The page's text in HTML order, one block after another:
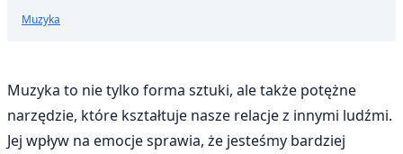
Muzyka
Muzyka to nie tylko forma sztuki, ale także potężne
narzędzie, które kształtuje nasze relacje z innymi ludźmi.
Jej wpływ na emocje sprawia, że jesteśmy bardziej